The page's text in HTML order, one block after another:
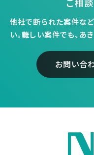
他社で断られた案件など
い。難しい案件でも、あ
お問い合